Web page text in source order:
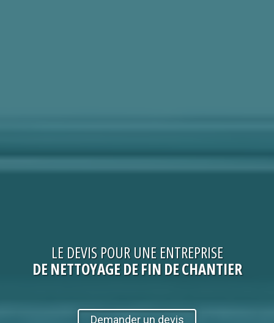
LE DEVISPOUR UNE ENTREPRISE
DE NETTOYAGE DE FIN DE CHANTIER
Demander un devis